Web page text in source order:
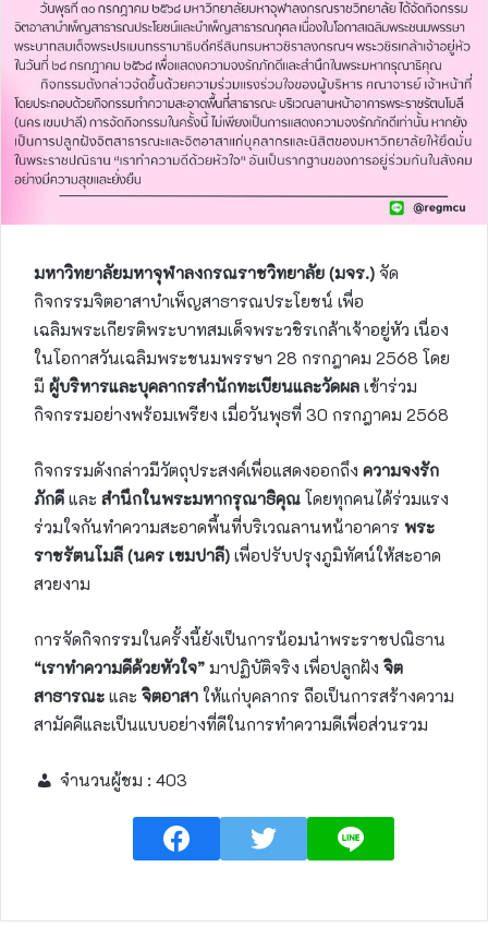
มหาวิทยาลัยมหาจุฬาลงกรณราชวิทยาลัย (มจร.) จัด
กิจกรรมจิตอาสาบำเพ็ญสาธารณประโยชน์ เพื่อ
เฉลิมพระเกียรติพระบาทสมเด็จพระวชิรเกล้าเจ้าอยู่หัว เนื่อง
ในโอกาสวันเฉลิมพระชนมพรรษา 28 กรกฎาคม 2568 โดย
มี ผู้บริหารและบุคลากรสำนักทะเบียนและวัดผล เข้าร่วม
กิจกรรมอย่างพร้อมเพรียง เมื่อวันพุธที่ 30 กรกฎาคม 2568
กิจกรรมดังกล่าวมีวัตถุประสงค์เพื่อแสดงออกถึง ความจงรัก
ภักดี และ สำนึกในพระมหากรุณาธิคุณ โดยทุกคนได้ร่วมแรง
ร่วมใจกันทำความสะอาดพื้นที่บริเวณลานหน้าอาคาร พระ
ราชรัตนโมลี (นคร เขมปาลี) เพื่อปรับปรุงภูมิทัศน์ให้สะอาด
สวยงาม
การจัดกิจกรรมในครั้งนี้ยังเป็นการน้อมนำพระราชปณิธาน
“เราทำความดีด้วยหัวใจ” มาปฏิบัติจริง เพื่อปลูกฝัง จิต
สาธารณะ และ จิตอาสา ให้แก่บุคลากร ถือเป็นการสร้างความ
สามัคคีและเป็นแบบอย่างที่ดีในการทำความดีเพื่อส่วนรวม
จำนวนผู้ชม : 403